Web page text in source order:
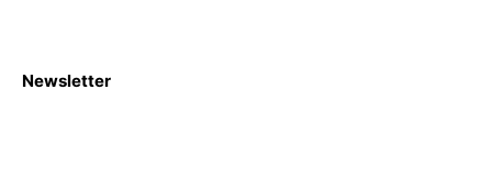
Newsletter